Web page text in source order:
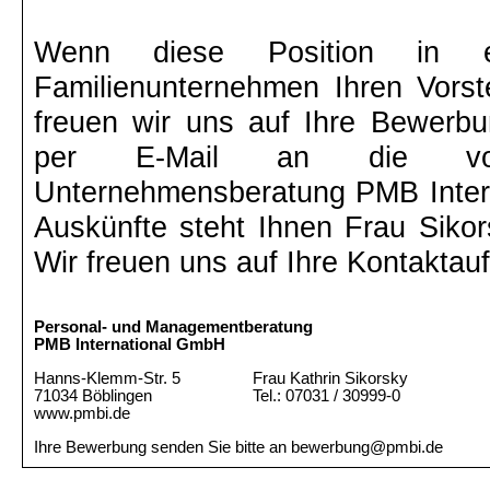
Wenn diese Position in
Familienunternehmen Ihren
freuen wir uns auf Ihre
per E-Mail an die
Unternehmensberatung PMB
Auskünfte steht Ihnen Frau
Wir freuen uns auf Ihre
Personal- und Managementberatung
PMB International GmbH
Hanns-Klemm-Str. 5
Frau Kathrin Sikorsky
71034 Böblingen
Tel.: 07031 / 30999-0
www.pmbi.de
Ihre Bewerbung senden Sie bitte an bewerbung@pmbi.de